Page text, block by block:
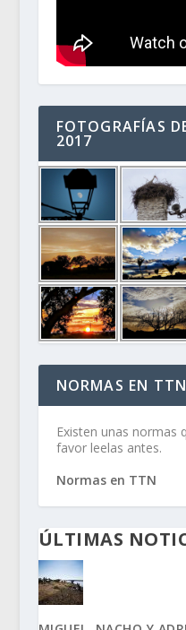
FOTOGRAFÍAS
2017
NORMAS EN TTN
Existen unas normas
favor leelas antes.
Normas en TTN
ÚLTIMAS